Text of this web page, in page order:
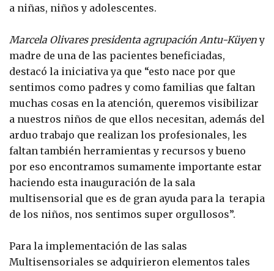
a niñas, niños y adolescentes.
Marcela Olivares presidenta agrupación Antu-Küyeny
madre de una de las pacientes beneficiadas,
destacó la iniciativa ya que “esto nace por que
sentimos como padres y como familias que faltan
muchas cosas en la atención, queremos visibilizar
a nuestros niños de que ellos necesitan, además del
arduo trabajo que realizan los profesionales, les
faltan también herramientas y recursos y bueno
por eso encontramos sumamente importante estar
haciendo esta inauguración de la sala
multisensorial que es de gran ayuda para la terapia
de los niños, nos sentimos super orgullosos”.
Para la implementación de las salas
Multisensoriales se adquirieron elementos tales